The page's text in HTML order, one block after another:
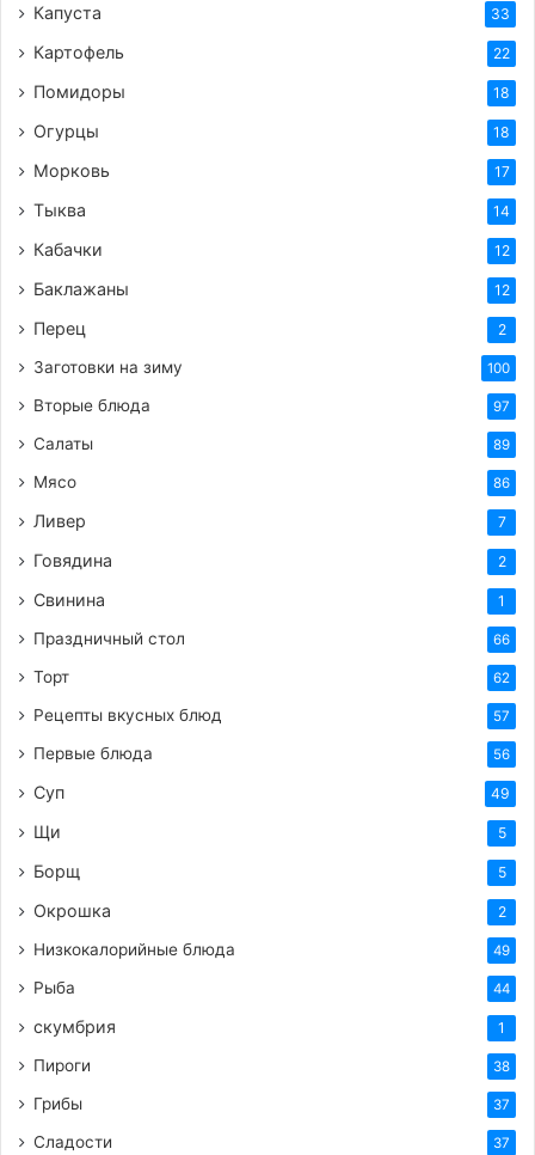
Капуста 33
Картофель 22
Помидоры 18
Огурцы 18
Морковь 17
Тыква 14
Кабачки 12
Баклажаны 12
Перец 2
Заготовки на зиму 100
Вторые блюда 97
Салаты 89
Мясо 86
Ливер 7
Говядина 2
Свинина 1
Праздничный стол 66
Торт 62
Рецепты вкусных блюд 57
Первые блюда 56
Суп 49
Щи 5
Борщ 5
Окрошка 2
Низкокалорийные блюда 49
Рыба 44
скумбрия 1
Пироги 38
Грибы 37
Сладости 37